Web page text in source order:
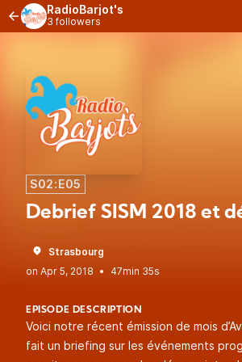
RadioBarjot's
3 followers
S02:E05
Debrief SISM 2018 et
Strasbourg
•
47min 35s
EPISODE DESCRIPTION
Voici notre récent émission de mois
fait un briefing sur les événements